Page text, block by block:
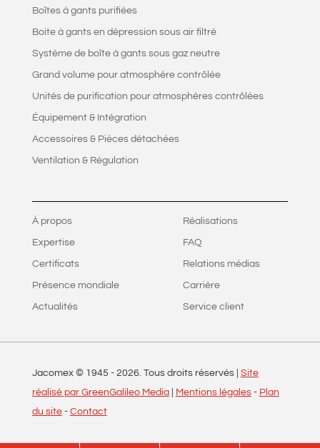
Boîtes à gants purifiées
Boite à gants en dépression sous air filtré
Système de boîte à gants sous gaz neutre
Grand volume pour atmosphère contrôlée
Unités de purification pour atmosphères contrôlées
Équipement & Intégration
Accessoires & Pièces détachées
Ventilation & Régulation
À propos
Expertise
Certificats
Présence mondiale
Actualités
Réalisations
FAQ
Relations médias
Carrière
Service client
Jacomex © 1945 - 2026. Tous droits réservés | Site
réalisé par GreenGalileo Media| Mentions légales- Plan
du site- Contact